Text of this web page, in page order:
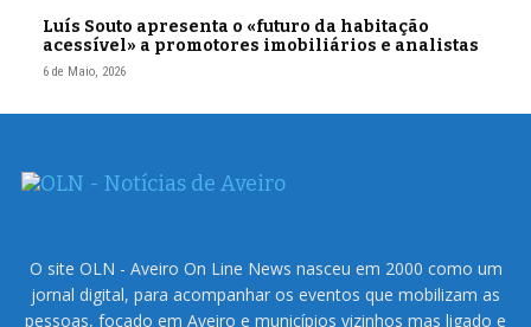
Luís Souto apresenta o «futuro da habitação
acessível» a promotores imobiliários e analistas
6 de Maio, 2026
O site OLN - Aveiro On Line News nasceu em 2000 como um
jornal digital, para acompanhar os eventos que mobilizam as
pessoas, focado em Aveiro e municípios vizinhos mas ligado e